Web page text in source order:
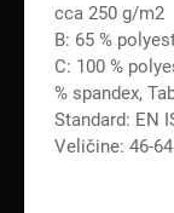
cca 250 g/m2
B: 65 %
C: 100 %
% spandex,
Standard: EN
Veličine: 46-64